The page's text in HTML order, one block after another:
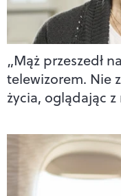
„Mąż przeszedł
telewizorem. Nie
życia, oglądając